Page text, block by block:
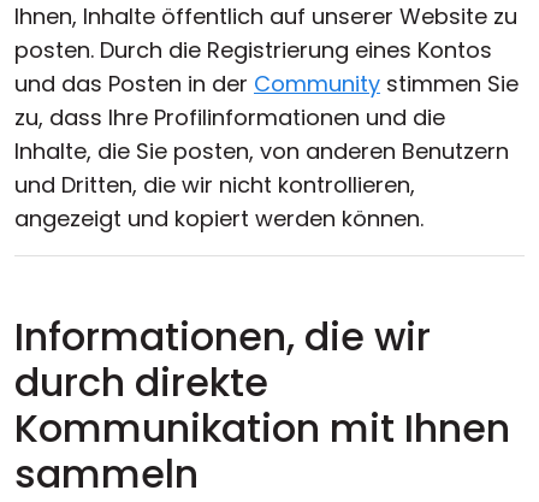
Ihnen, Inhalte öffentlich auf unserer Website zu
posten. Durch die Registrierung eines Kontos
und das Posten in der Community stimmen Sie
zu, dass Ihre Profilinformationen und die
Inhalte, die Sie posten, von anderen Benutzern
und Dritten, die wir nicht kontrollieren,
angezeigt und kopiert werden können.
Informationen, die wir
durch direkte
Kommunikation mit Ihnen
sammeln